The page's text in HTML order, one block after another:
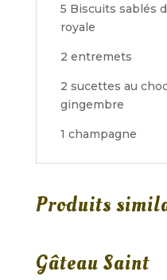
5 Biscuits sablés
royale
2 entremets
2 sucettes au
gingembre
1 champagne
Produits
Gâteau Saint